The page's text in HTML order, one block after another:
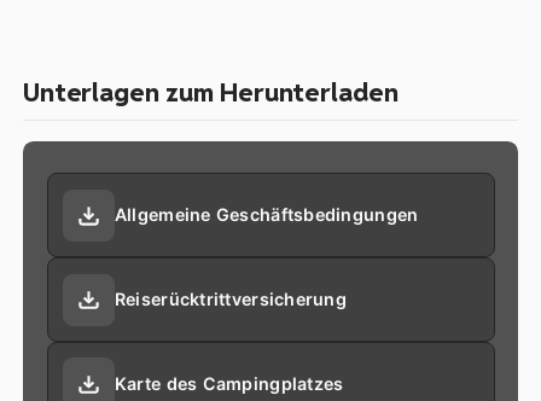
Unterlagen zum Herunterladen
Allgemeine Geschäftsbedingungen
Reiserücktrittversicherung
Karte des Campingplatzes